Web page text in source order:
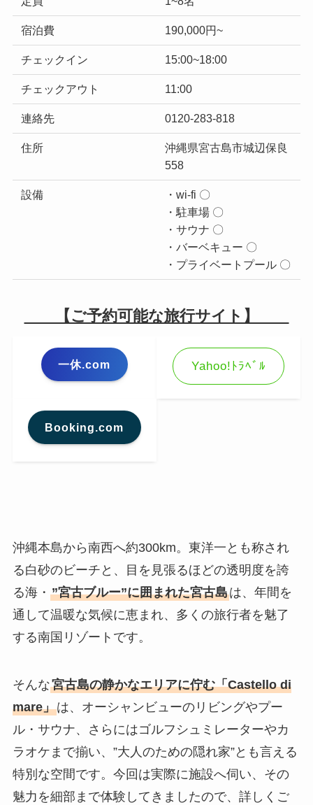
宿泊費 190,000円~
チェックイン 15:00~18:00
チェックアウト 11:00
連絡先 0120-283-818
住所
沖縄県宮古島市城辺保良
558
設備
・wi-fi 〇
・駐車場 〇
・サウナ 〇
・バーベキュー 〇
・プライベートプール 〇
【ご予約可能な旅行サイト】
一休.com Yahoo!ﾄﾗﾍﾞﾙ
Booking.com
沖縄本島から南西へ約300km。東洋一とも称され
る白砂のビーチと、目を見張るほどの透明度を誇
る海・ ”宮古ブルー”に囲まれた宮古島は、年間を
通して温暖な気候に恵まれ、多くの旅行者を魅了
する南国リゾートです。
そんな宮古島の静かなエリアに佇む「Castello di
mare」は、オーシャンビューのリビングやプー
ル・サウナ、さらにはゴルフシュミレーターやカ
ラオケまで揃い、”大人のための隠れ家”とも言える
特別な空間です。今回は実際に施設へ伺い、その
魅力を細部まで体験してきましたので、詳しくご